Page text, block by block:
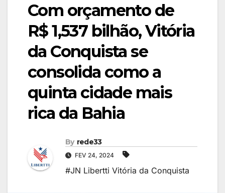
Com orçamento de
R$ 1,537 bilhão, Vitória
da Conquista se
consolida como a
quinta cidade mais
rica da Bahia
By rede33
FEV 24, 2024
#JN Libertti Vitória da Conquista